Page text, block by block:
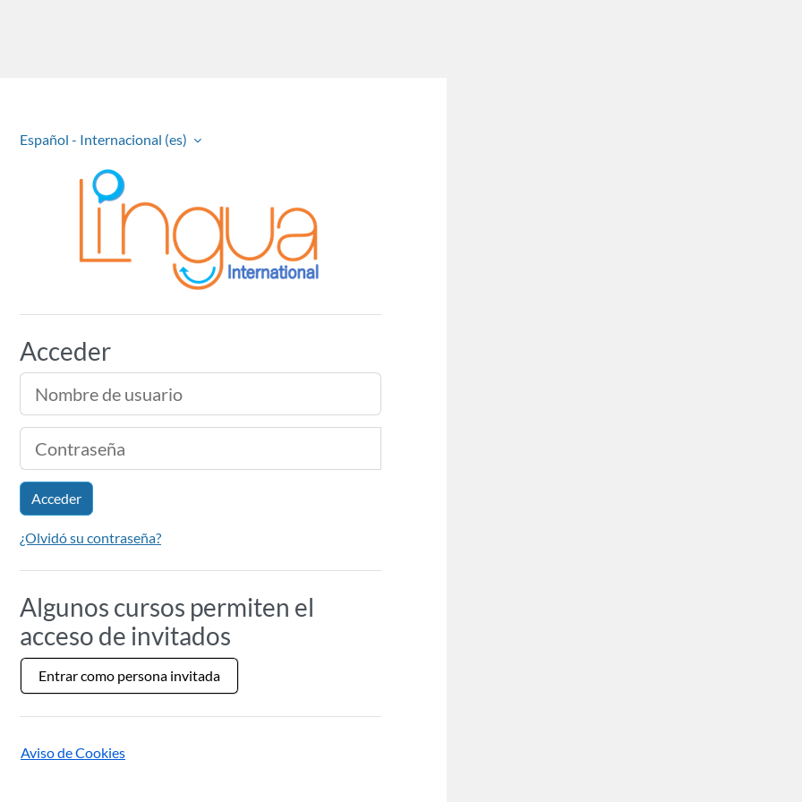
Español - Internacional ‎(es)‎
Lingua Internacional
Acceder
Nombre de usuario
Contraseña
Acceder
¿Olvidó su contraseña?
Algunos cursos permiten el
acceso de invitados
Entrar como persona invitada
Aviso de Cookies